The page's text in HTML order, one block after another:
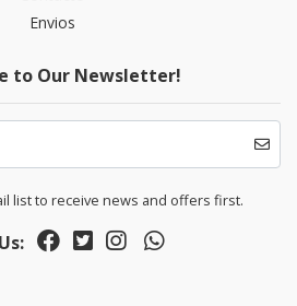
Envios
to Our Newsletter!
list to receive news and offers first.